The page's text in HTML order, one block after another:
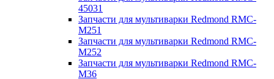
45031
Запчасти для мультиварки Redmond RMC-
M251
Запчасти для мультиварки Redmond RMC-
M252
Запчасти для мультиварки Redmond RMC-
M36